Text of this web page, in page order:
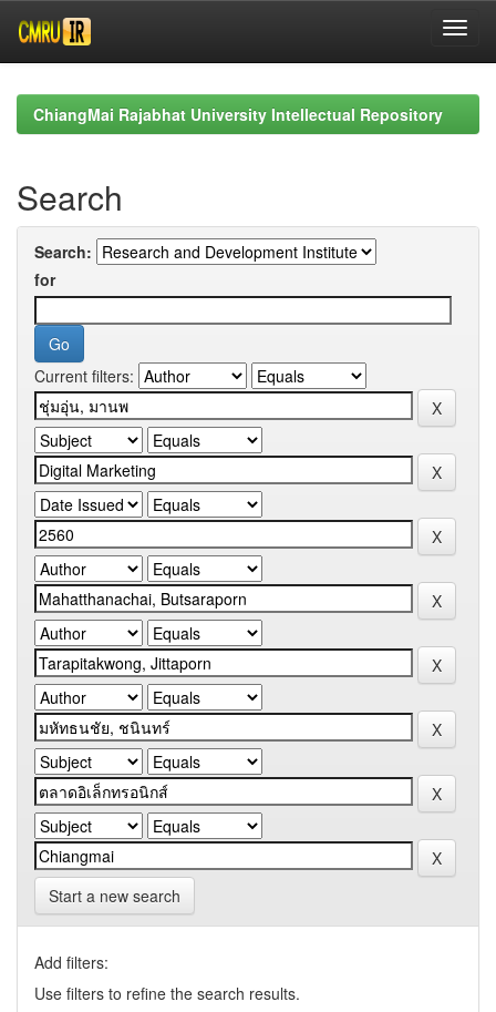
navigationChiangMai Rajabhat University Intellectual Repository
Search
Search:
for
Current filters:
Start a new search
Add filters:
Use filters to refine the search results.